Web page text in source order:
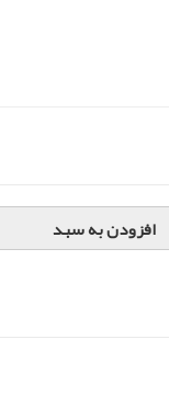
افزودن به سبد